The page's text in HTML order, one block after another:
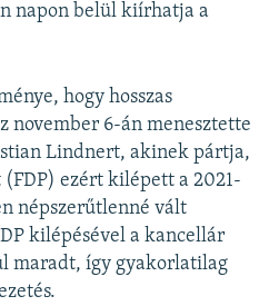
napon belül kiírhatja a
hogy hosszas
november 6-án menesztette
Lindnert, akinek pártja,
ezért kilépett a 2021-
népszerűtlenné vált
kilépésével a kancellár
maradt, így gyakorlatilag